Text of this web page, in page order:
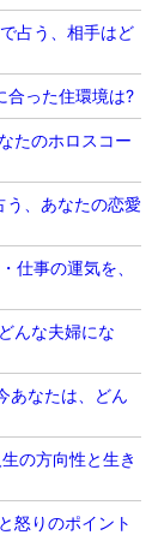
占う、相手はど
合った住環境は?
たのホロスコー
う、あなたの恋愛
仕事の運気を、
んな夫婦にな
あなたは、どん
の方向性と生き
怒りのポイント